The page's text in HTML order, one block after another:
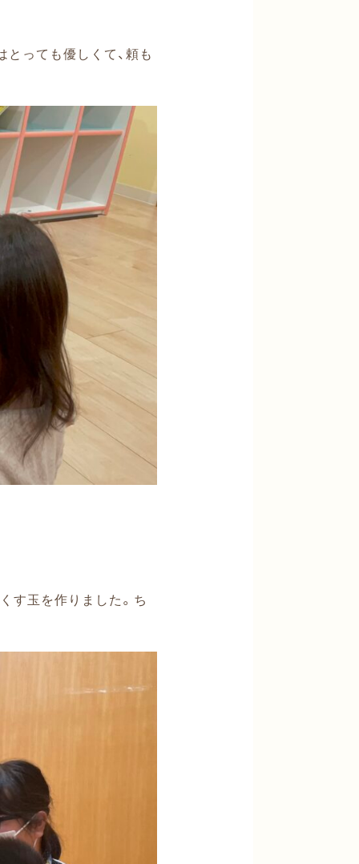
っても優しくて、頼も
す玉を作りました。ち